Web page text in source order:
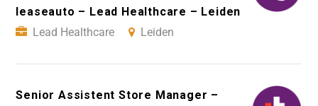
leaseauto – Lead Healthcare – Leiden
Lead Healthcare
Leiden
Senior Assistent Store Manager –